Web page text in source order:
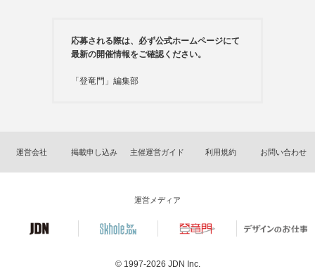
応募される際は、必ず公式ホームページにて
最新の開催情報をご確認ください。
「登竜門」編集部
運営会社 掲載申し込み 主催運営ガイド 利用規約 お問い合わせ
運営メディア
© 1997-2026 JDN Inc.